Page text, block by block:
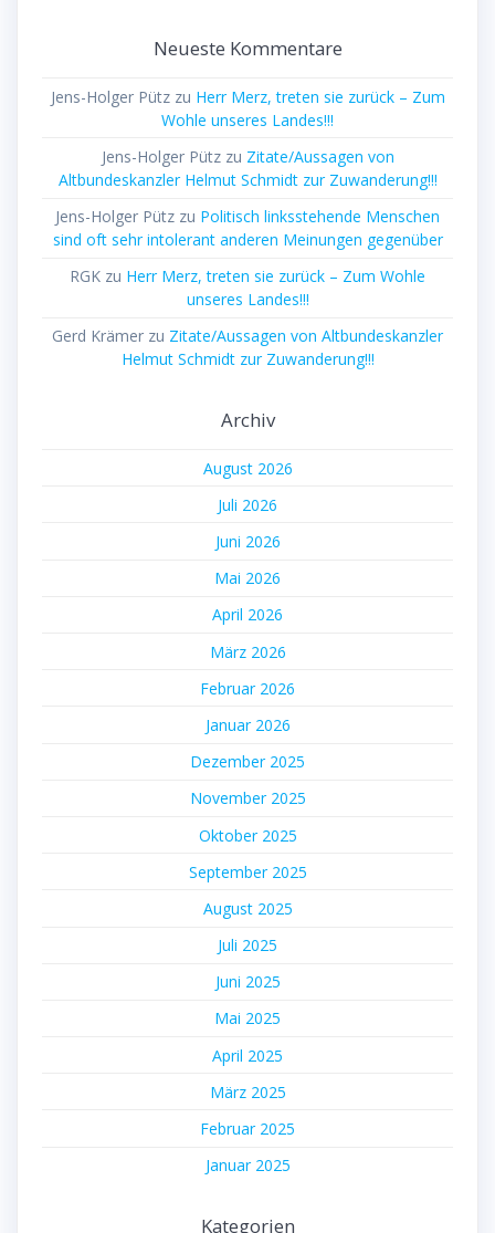
Neueste Kommentare
Jens-Holger Pützzu Herr Merz, treten sie zurück – Zum
Wohle unseres Landes!!!
Jens-Holger Pützzu Zitate/Aussagen von
Altbundeskanzler Helmut Schmidt zur Zuwanderung!!!
Jens-Holger Pütz zu Politisch linksstehende Menschen
sind oft sehr intolerant anderen Meinungen gegenüber
RGK zu Herr Merz, treten sie zurück – Zum Wohle
unseres Landes!!!
Gerd Krämer zu Zitate/Aussagen von Altbundeskanzler
Helmut Schmidt zur Zuwanderung!!!
Archiv
August 2026
Juli 2026
Juni 2026
Mai 2026
April 2026
März 2026
Februar 2026
Januar 2026
Dezember 2025
November 2025
Oktober 2025
September 2025
August 2025
Juli 2025
Juni 2025
Mai 2025
April 2025
März 2025
Februar 2025
Januar 2025
Kategorien